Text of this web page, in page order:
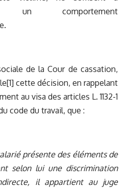
un comportement
de la Cour de cassation,
cette décision, en rappelant
au visa des articles L. 1132-1
du code du travail, que :
présente des éléments de
selon lui une discrimination
il appartient au juge